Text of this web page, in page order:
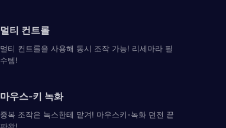
멀티 컨트롤
멀티 컨트롤을 사용해 동시 조작 가능! 리세마라 필
수템!
마우스-키 녹화
중복 조작은 녹스한테 맡겨! 마우스키-녹화 던전 끝